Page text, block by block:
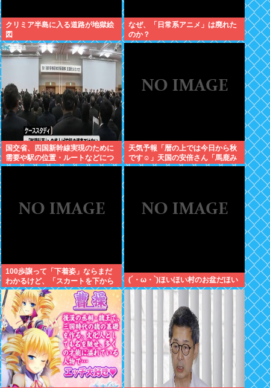
クリミア半島に入る道路が地獄絵
図
なぜ、「日常系アニメ」は廃れた
のか？
国交省、四国新幹線実現のために
需要や駅の位置・ルートなどにつ
いて調査・検討する事業者を公募
天気予報「暦の上では今日から秋
です☺」天国の安倍さん「馬鹿み
たいな暦だな」
100歩譲って「下着姿」ならまだ
わかるけど、「スカートを下から
盗撮して写った下着写真」見て何
が楽しいんだ？
(´・ω・`)ほいほい村のお盆だほい